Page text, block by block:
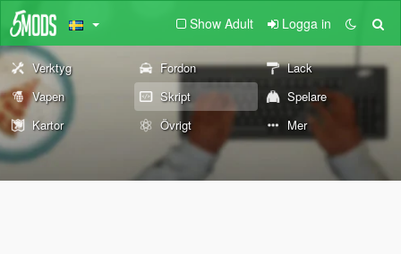
Show Adult Logga in
Verktyg Fordon
Lack
Vapen
Skript
Spelare
Kartor
Övrigt Mer